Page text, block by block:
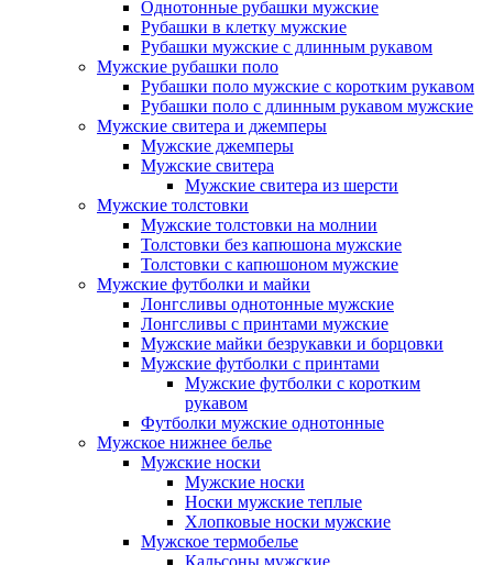
Однотонные рубашки мужские
Рубашки в клетку мужские
Рубашки мужские с длинным рукавом
Мужские рубашки поло
Рубашки поло мужские с коротким рукавом
Рубашки поло с длинным рукавом мужские
Мужские свитера и джемперы
Мужские джемперы
Мужские свитера
Мужские свитера из шерсти
Мужские толстовки
Мужские толстовки на молнии
Толстовки без капюшона мужские
Толстовки с капюшоном мужские
Мужские футболки и майки
Лонгсливы однотонные мужские
Лонгсливы с принтами мужские
Мужские майки безрукавки и борцовки
Мужские футболки с принтами
Мужские футболки с коротким
рукавом
Футболки мужские однотонные
Мужское нижнее белье
Мужские носки
Мужские носки
Носки мужские теплые
Хлопковые носки мужские
Мужское термобелье
Кальсоны мужские